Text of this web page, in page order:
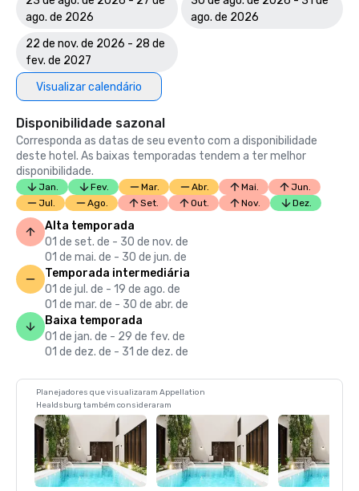
ago. de 2026
ago. de 2026
22 de nov. de 2026 - 28 de
fev. de 2027
Visualizar calendário
Disponibilidade sazonal
Corresponda as datas de seu evento com a disponibilidade
deste hotel. As baixas temporadas tendem a ter melhor
disponibilidade.
Jan. Fev. Mar. Abr. Mai.
Jun.
Jul.
Ago. Set. Out. Nov. Dez.
Alta temporada
01 de set. de - 30 de nov. de
01 de mai. de - 30 de jun. de
Temporada intermediária
01 de jul. de - 19 de ago. de
01 de mar. de - 30 de abr. de
Baixa temporada
01 de jan. de - 29 de fev. de
01 de dez. de - 31 de dez. de
Planejadores que visualizaram Appellation
Healdsburg também consideraram